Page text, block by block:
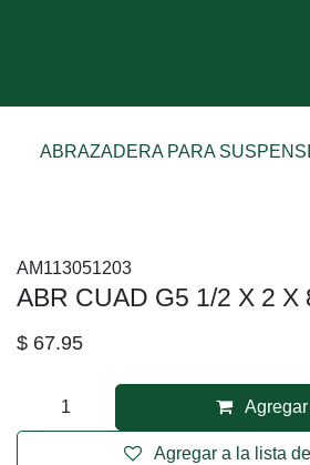
ABRAZADERA PARA
AM113051203
ABR CUAD G5 1/2 X 2 X
$ 67.95
Agregar
Agregar a la lista